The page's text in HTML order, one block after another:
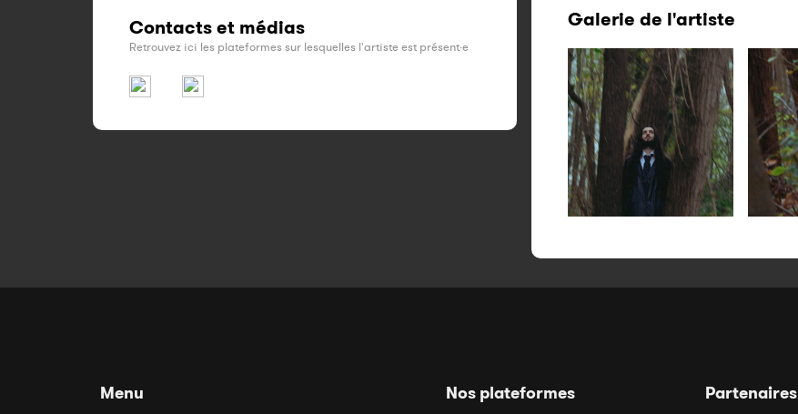
Contacts et médias
Retrouvez ici les plateformes sur lesquelles l'artiste est présent·e
Galerie de l'artiste
Menu Nos plateformes Partenaires